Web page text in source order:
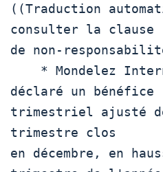
((Traduction
consulter la clause
de non-
déclaré un bénéfice
trimestriel ajusté
trimestre clos
en décembre, en